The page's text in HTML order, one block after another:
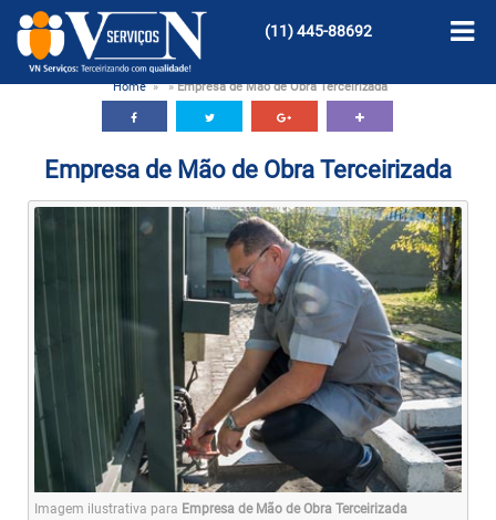
(11)445-88692
Home » »Empresa de Mão de Obra Terceirizada
Empresa de Mão de Obra Terceirizada
Imagem ilustrativa para Empresa de Mão de Obra Terceirizada